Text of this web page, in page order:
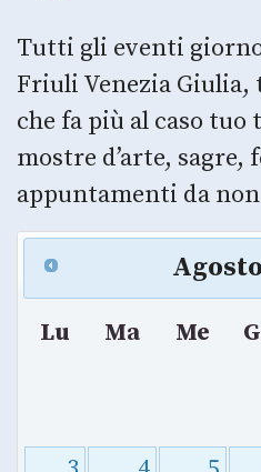
Tutti gli eventi
Friuli Venezia Giulia,
che fa più al caso tuo
mostre d’arte, sagre,
appuntamenti da
Agosto
Lu Ma Me